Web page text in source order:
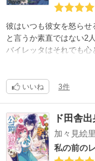
彼はいつも彼女を怒ら
と言うか素直ではない2
バイレッタはそれでも心
う。バイレッタを苦し
の後が楽しみです。旦
いいね 3件
ド田舎
加々見絵
私の前の